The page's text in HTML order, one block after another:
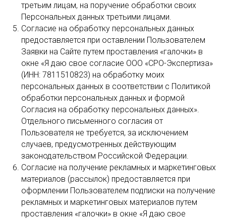
третьим лицам, на поручение обработки своих
Персональных данных третьими лицами.
Согласие на обработку персональных данных
предоставляется при оставлении Пользователем
Заявки на Сайте путем проставления «галочки» в
окне «Я даю свое согласие ООО «СРО-Экспертиза»
(ИНН: 7811510823) на обработку моих
персональных данных в соответствии с Политикой
обработки персональных данных и формой
Согласия на обработку персональных данных».
Отдельного письменного согласия от
Пользователя не требуется, за исключением
случаев, предусмотренных действующим
законодательством Российской Федерации.
Согласие на получение рекламных и маркетинговых
материалов (рассылок) предоставляется при
оформлении Пользователем подписки на получение
рекламных и маркетинговых материалов путем
проставления «галочки» в окне «Я даю свое